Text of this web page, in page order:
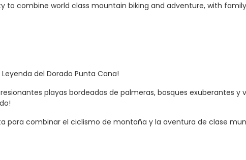
to combine world class mountain biking and adventure, with
del Dorado Punta Cana!
playas bordeadas de palmeras, bosques exuberantes y
para combinar el ciclismo de montaña y la aventura de clase